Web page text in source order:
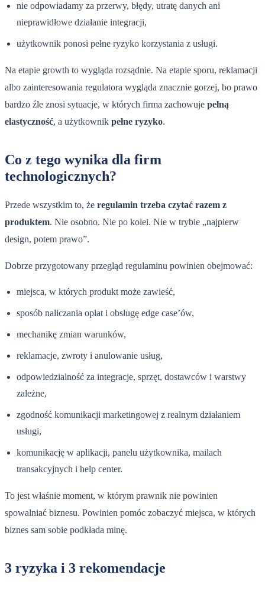
nie odpowiadamy za przerwy, błędy, utratę danych ani
nieprawidłowe działanie integracji,
użytkownik ponosi pełne ryzyko korzystania z usługi.
Na etapie growth to wygląda rozsądnie. Na etapie sporu, reklamacji
albo zainteresowania regulatora wygląda znacznie gorzej, bo prawo
bardzo źle znosi sytuacje, w których firma zachowuje pełną
elastyczność, a użytkownik pełne ryzyko.
Co z tego wynika dla firm
technologicznych?
Przede wszystkim to, że regulamin trzeba czytać razem z
produktem. Nie osobno. Nie po kolei. Nie w trybie „najpierw
design, potem prawo”.
Dobrze przygotowany przegląd regulaminu powinien obejmować:
miejsca, w których produkt może zawieść,
sposób naliczania opłat i obsługę edge case’ów,
mechanikę zmian warunków,
reklamacje, zwroty i anulowanie usług,
odpowiedzialność za integracje, sprzęt, dostawców i warstwy
zależne,
zgodność komunikacji marketingowej z realnym działaniem
usługi,
komunikację w aplikacji, panelu użytkownika, mailach
transakcyjnych i help center.
To jest właśnie moment, w którym prawnik nie powinien
spowalniać biznesu. Powinien pomóc zobaczyć miejsca, w których
biznes sam sobie podkłada minę.
3 ryzyka i 3 rekomendacje